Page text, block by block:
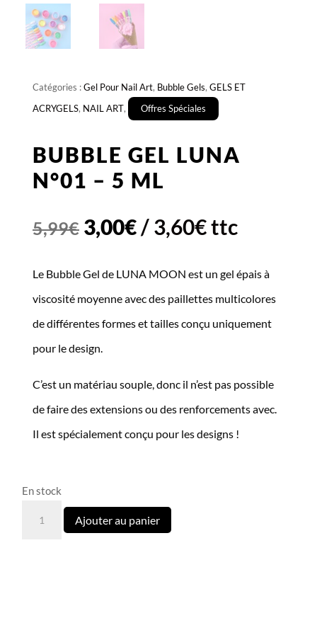
Catégories :Gel Pour Nail Art, Bubble Gels, GELS ET
ACRYGELS, NAIL ART, Offres Spéciales
BUBBLE GEL LUNA
N°01 – 5 ML
5,99€ Le
était :
5,99€.
3,00€Le
actuel
est :
/3,60€ttc
Le Bubble Gel de LUNA MOON est un gel épais à
viscosité moyenne avec des paillettes multicolores
de différentes formes et tailles conçu uniquement
pour le design.
C’est un matériau souple, donc il n’est pas possible
de faire des extensions ou des renforcements avec.
Il est spécialement conçu pour les designs !
En stock
Ajouter au panier